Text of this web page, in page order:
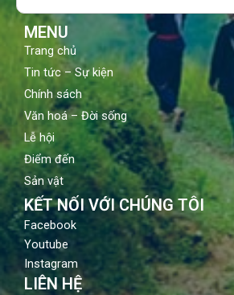
MENU
Trang chủ
Tin tức – Sự kiện
Chính sách
Văn hoá – Đời sống
Lễ hội
Điểm đến
Sản vật
KẾT NỐI VỚI CHÚNG TÔI
Facebook
Youtube
Instagram
LIÊN HỆ